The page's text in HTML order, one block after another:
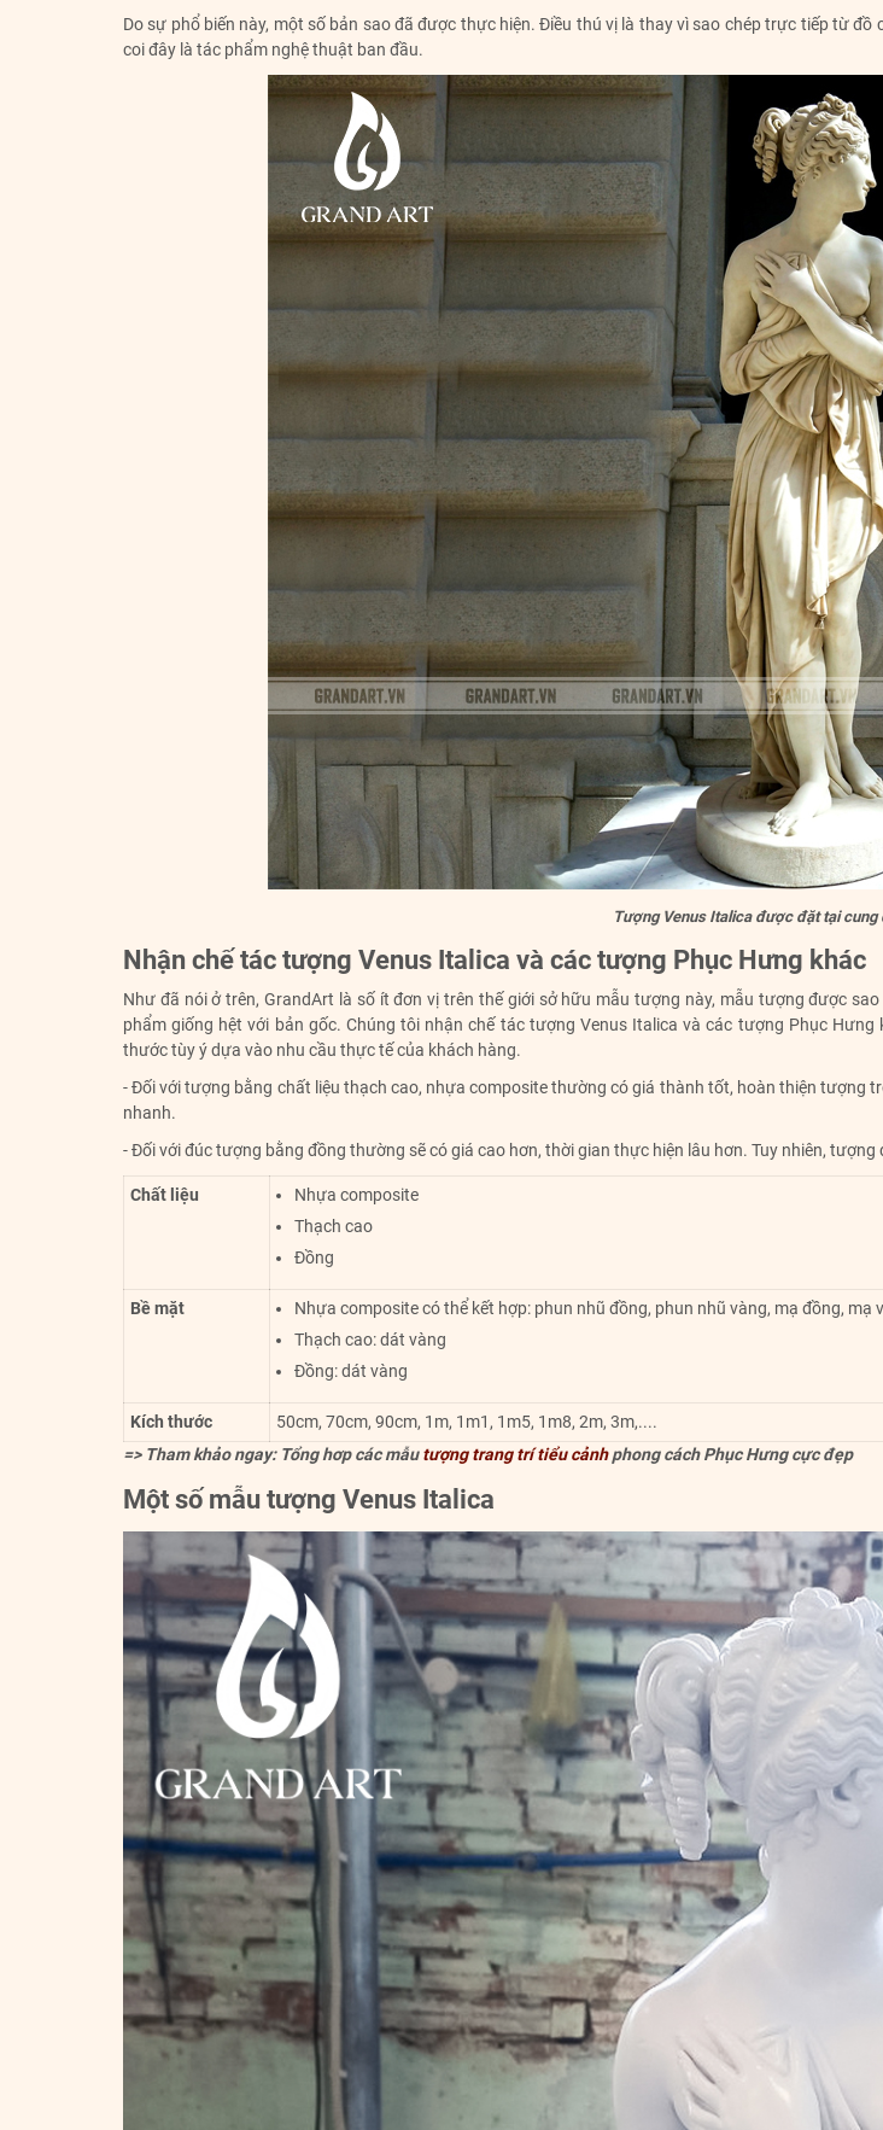
Do sự phổ biến này, một số bản sao đã được thực hiện. Điều thú vị là thay vì sao chép trực tiếp từ
coi đây là tác phẩm nghệ thuật ban đầu.
Tượng Venus Italica được đặt tại cung
Nhận chế tác tượng Venus Italica và các tượng Phục Hưng khác
Như đã nói ở trên, GrandArt là số ít đơn vị trên thế giới sở hữu mẫu tượng này, mẫu tượng được
phẩm giống hệt với bản gốc. Chúng tôi nhận chế tác tượng Venus Italica và các tượng Phục
thước tùy ý dựa vào nhu cầu thực tế của khách hàng.
- Đối với tượng bằng chất liệu thạch cao, nhựa composite thường có giá thành tốt, hoàn thiện tượng
nhanh.
- Đối với đúc tượng bằng đồng thường sẽ có giá cao hơn, thời gian thực hiện lâu hơn. Tuy nhiên, tượng
Chất liệu
Nhựa composite
Thạch cao
Đồng
Bề mặt
Nhựa composite có thể kết hợp: phun nhũ đồng, phun nhũ vàng, mạ đồng, mạ
Thạch cao: dát vàng
Đồng: dát vàng
Kích thước
50cm, 70cm, 90cm, 1m, 1m1, 1m5, 1m8, 2m, 3m,....
=> Tham khảo ngay: Tổng hơp các mẫutượng trang trí tiểu cảnhphong cách Phục Hưng cực đẹp
Một số mẫu tượng Venus Italica